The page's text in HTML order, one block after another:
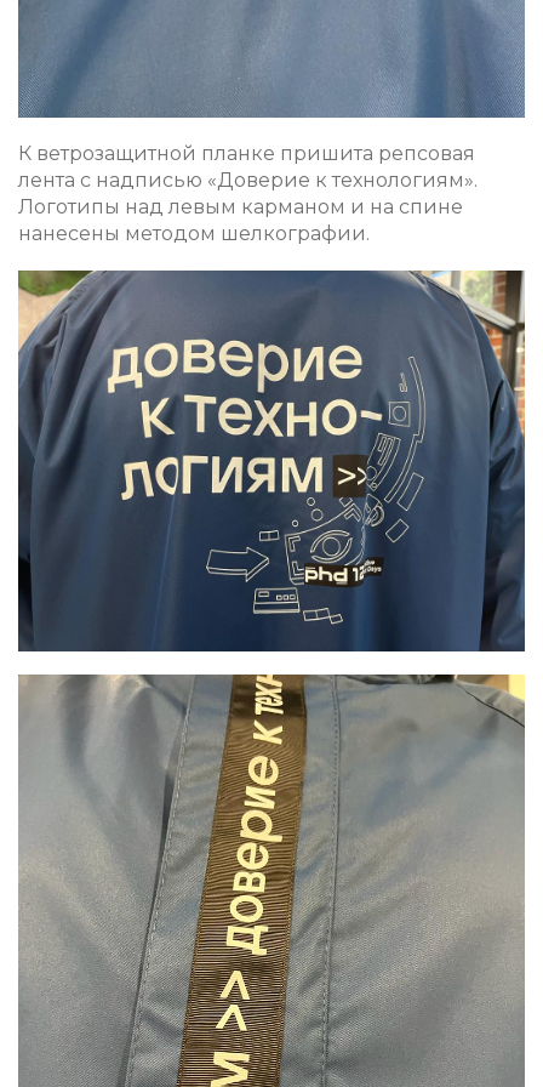
К ветрозащитной планке пришита репсовая
лента с надписью «Доверие к технологиям».
Логотипы над левым карманом и на спине
нанесены методом шелкографии.